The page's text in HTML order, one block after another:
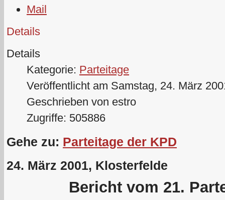
Details
Details
Kategorie: Parteitage
Veröffentlicht am Samstag, 24. März
Geschrieben von estro
Zugriffe: 505886
Gehe zu: Parteitage der KPD
24. März 2001, Klosterfelde
Bericht vom 21.